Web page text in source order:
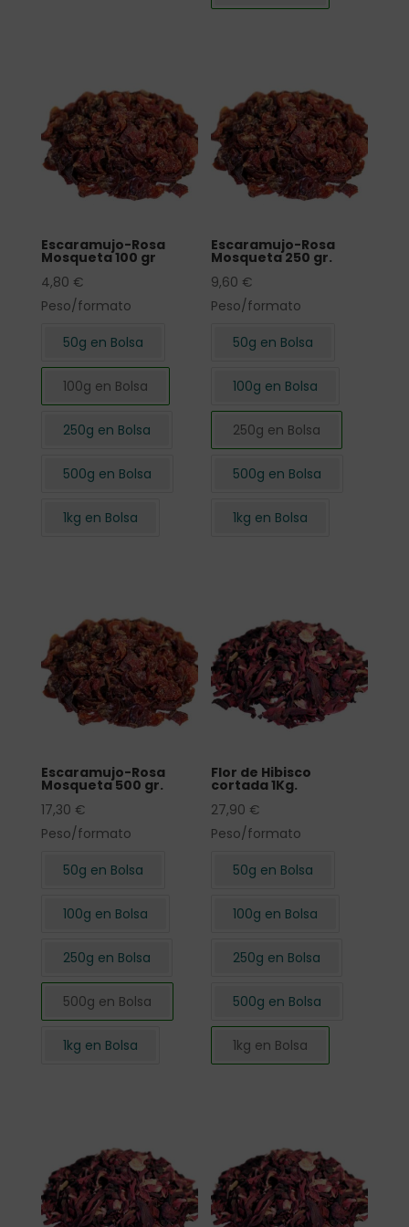
Escaramujo-Rosa
Mosqueta 100 gr
4,80 €
Peso/formato
50g en Bolsa
100g en Bolsa
250g en Bolsa
500g en Bolsa
1kg en Bolsa
Escaramujo-Rosa
Mosqueta 250 gr.
9,60 €
Peso/formato
50g en Bolsa
100g en Bolsa
250g en Bolsa
500g en Bolsa
1kg en Bolsa
Escaramujo-Rosa
Mosqueta 500 gr.
17,30 €
Peso/formato
50g en Bolsa
100g en Bolsa
250g en Bolsa
500g en Bolsa
1kg en Bolsa
Flor de Hibisco
cortada 1Kg.
27,90 €
Peso/formato
50g en Bolsa
100g en Bolsa
250g en Bolsa
500g en Bolsa
1kg en Bolsa